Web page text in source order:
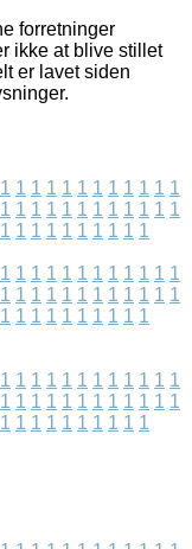
forretninger
ikke at blive stillet
er lavet siden
1 1 1 1 1 1 1 1 1 1 1 1
1 1 1 1 1 1 1 1 1 1 1 1
1 1 1 1 1 1 1 1 1 1
1 1 1 1 1 1 1 1 1 1 1 1
1 1 1 1 1 1 1 1 1 1 1 1
1 1 1 1 1 1 1 1 1 1
1 1 1 1 1 1 1 1 1 1 1 1
1 1 1 1 1 1 1 1 1 1 1 1
1 1 1 1 1 1 1 1 1 1